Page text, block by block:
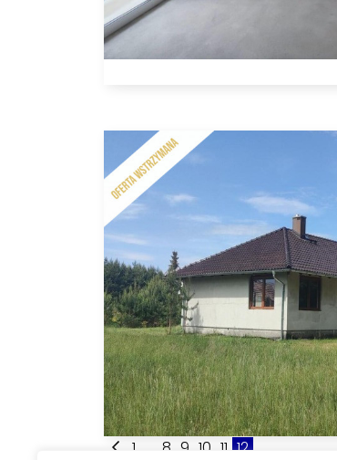
1 8 9 10 11 12